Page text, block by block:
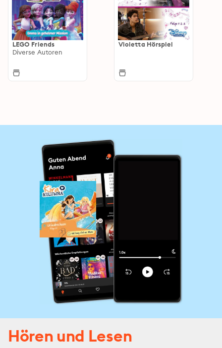
LEGO Friends
Diverse Autoren
Violetta Hörspiel
Hören und Lesen